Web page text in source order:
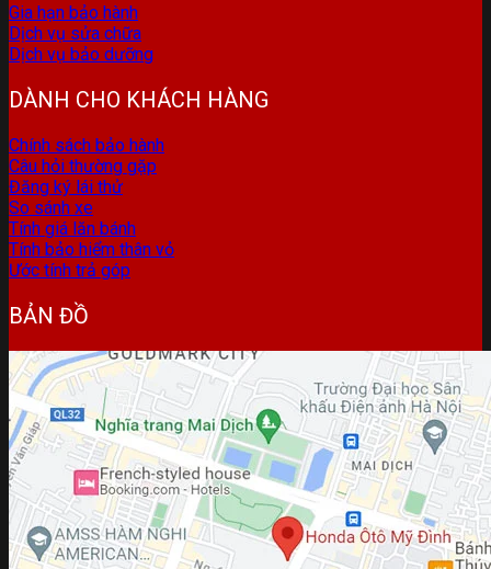
Gia hạn bảo hành
Dịch vụ sửa chữa
Dịch vụ bảo dưỡng
DÀNH CHO KHÁCH HÀNG
Chính sách bảo hành
Câu hỏi thường gặp
Đăng ký lái thử
So sánh xe
Tính giá lăn bánh
Tính bảo hiểm thân vỏ
Ước tính trả góp
BẢN ĐỒ